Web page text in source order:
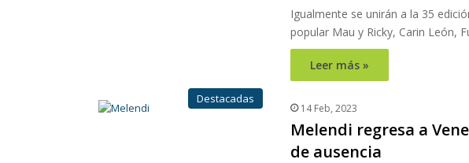
Igualmente se unirán a la 35
popular Mau y Ricky, Carin León,
Leer más »
Destacadas
14 Feb, 2023
Melendi regresa a
de ausencia